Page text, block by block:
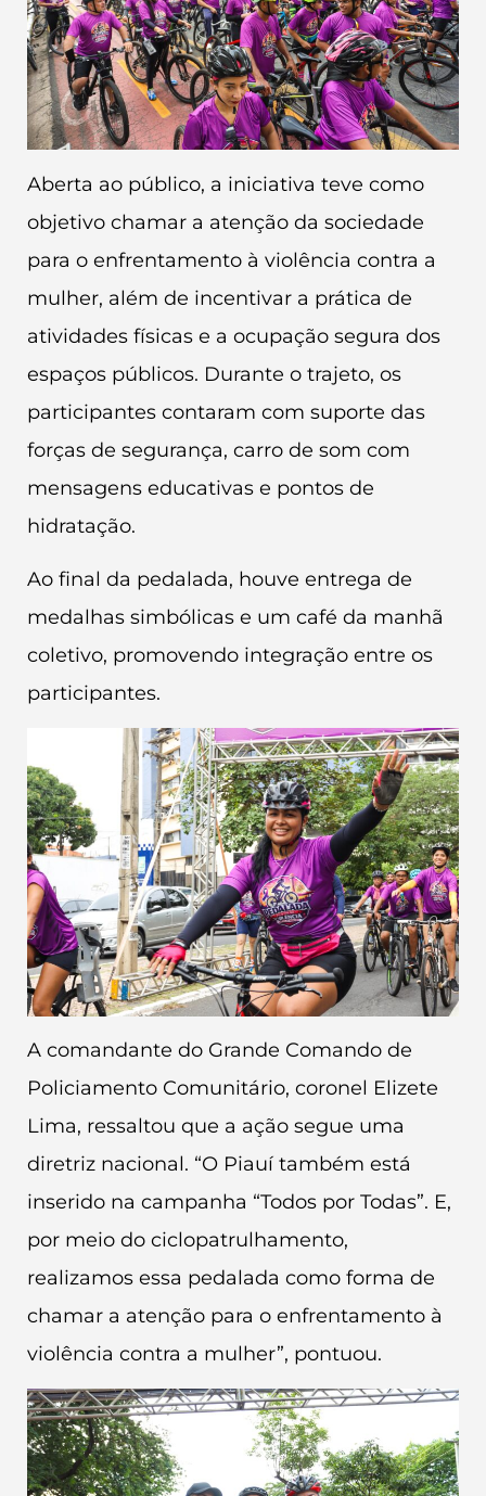
Aberta ao público, a iniciativa teve como
objetivo chamar a atenção da sociedade
para o enfrentamento à violência contra a
mulher, além de incentivar a prática de
atividades físicas e a ocupação segura dos
espaços públicos. Durante o trajeto, os
participantes contaram com suporte das
forças de segurança, carro de som com
mensagens educativas e pontos de
hidratação.
Ao final da pedalada, houve entrega de
medalhas simbólicas e um café da manhã
coletivo, promovendo integração entre os
participantes.
A comandante do Grande Comando de
Policiamento Comunitário, coronel Elizete
Lima, ressaltou que a ação segue uma
diretriz nacional. “O Piauí também está
inserido na campanha “Todos por Todas”. E,
por meio do ciclopatrulhamento,
realizamos essa pedalada como forma de
chamar a atenção para o enfrentamento à
violência contra a mulher”, pontuou.